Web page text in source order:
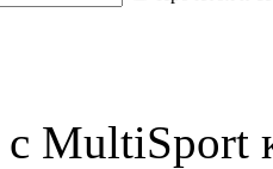
с MultiSport